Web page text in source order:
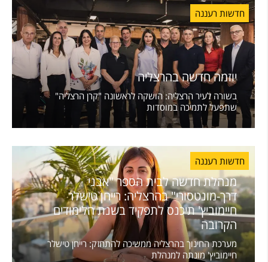
חדשות רעננה
יוזמה חדשה בהרצליה
בשורה לעיר הרצליה: הושקה לראשונה "קרן הרצליה"
שתפעל לתמיכה במוסדות
חדשות רעננה
מנהלת חדשה לבית הספר "אבני
דרך-מונטסורי" בהרצליה: רייחן טישלר
חיימוביץ' תיכנס לתפקיד בשנת הלימודים
הקרובה
מערכת החינוך בהרצליה ממשיכה להתחזק: רייחן טישלר
חיימוביץ' מונתה למנהלת